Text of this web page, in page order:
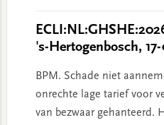
's-Hertogenbosch,
BPM. Schade niet
onrechte lage tarief voor
van bezwaar gehanteerd.